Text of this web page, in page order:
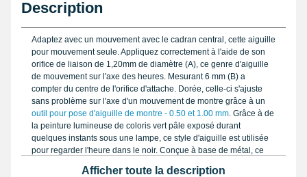
Description
Adaptez avec un mouvement avec le cadran central, cette aiguille
pour mouvement seule. Appliquez correctement à l'aide de son
orifice de liaison de 1,20mm de diamètre (A), ce genre d'aiguille
de mouvement sur l'axe des heures. Mesurant 6 mm (B) a
compter du centre de l'orifice d'attache. Dorée, celle-ci s'ajuste
sans problème sur l'axe d'un mouvement de montre grâce à un
outil pour pose d'aiguille de montre - 0.50 et 1.00 mm. Grâce à de
la peinture lumineuse de coloris vert pâle exposé durant
quelques instants sous une lampe, ce style d'aiguille est utilisée
pour regarder l'heure dans le noir. Conçue à base de métal, ce
liaison de 1,20 mm.Afficher toute la description